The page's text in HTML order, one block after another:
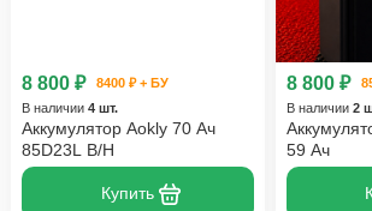
8 800 ₽
8400 ₽ + БУ
В наличии 4 шт.
Аккумулятор Aokly 70 Ач
85D23L B/H
Купить
8 800 ₽
В наличии 2
59 Ач